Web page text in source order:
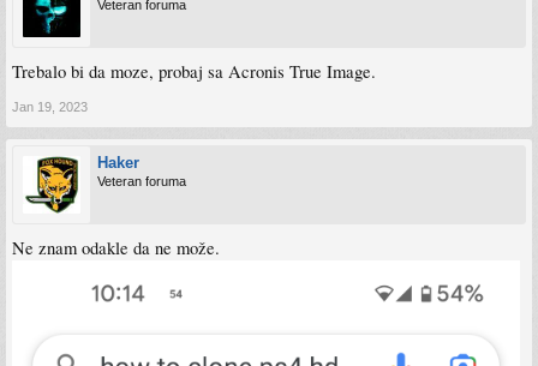
Veteran foruma
Trebalo bi da moze, probaj sa Acronis True Image.
Jan 19, 2023
Haker
Veteran foruma
Ne znam odakle da ne može.